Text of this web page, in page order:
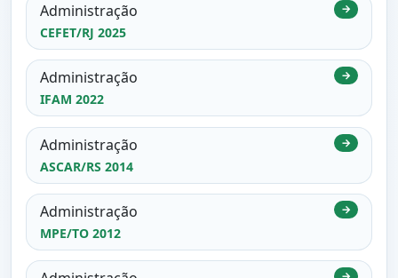
Administração
CEFET/RJ 2025
→
Administração
IFAM 2022
→
Administração
ASCAR/RS 2014
→
Administração
MPE/TO 2012
→